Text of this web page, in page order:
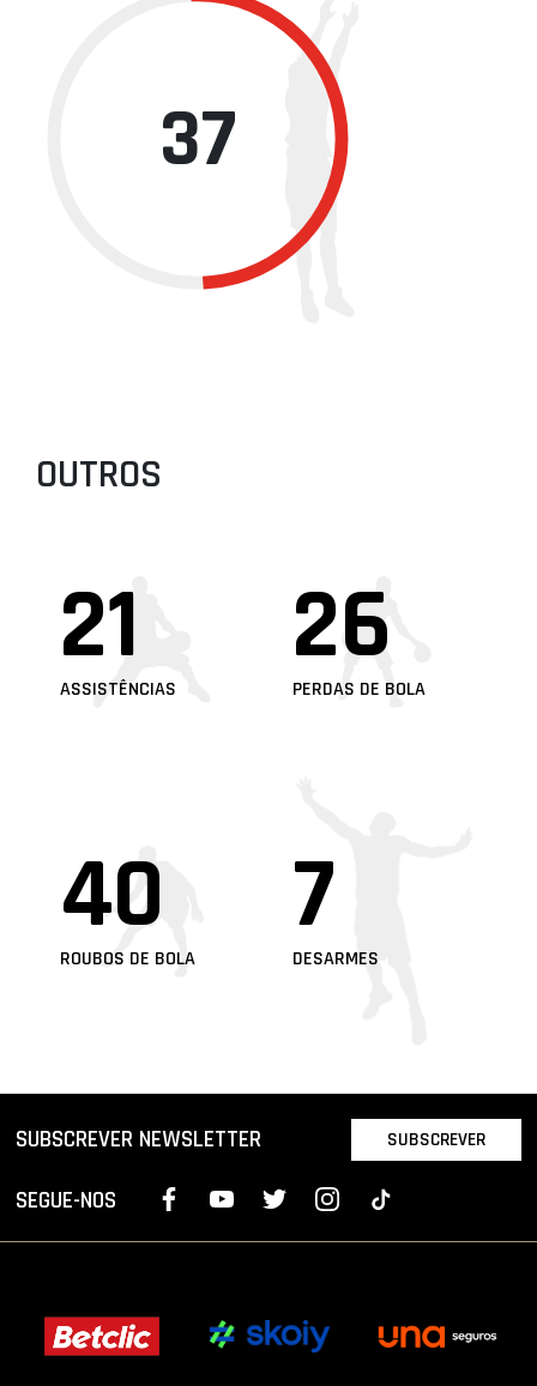
37
OUTROS
21
ASSISTÊNCIAS
26
PERDAS DE BOLA
40
ROUBOS DE BOLA
7
DESARMES
SUBSCREVER NEWSLETTER SUBSCREVER
SEGUE-NOS